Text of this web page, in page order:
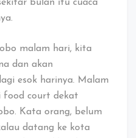
bulan itu cuaca
malam hari, kita
dan akan
esok harinya. Malam
food court dekat
Kata orang, belum
datang ke kota